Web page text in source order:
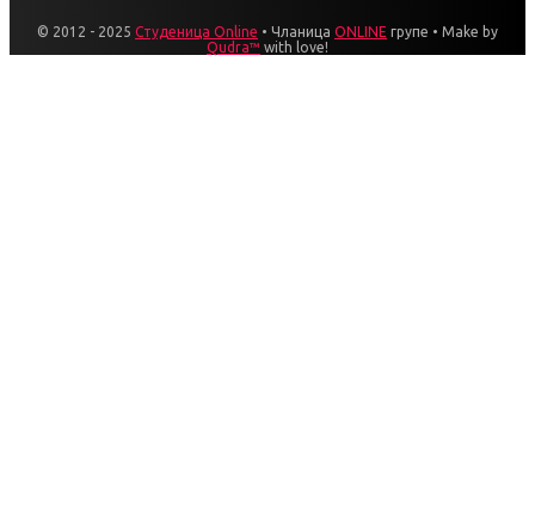
© 2012 - 2025 Студеница Online • Чланица ONLINE групе • Make by
Qudra™ with love!